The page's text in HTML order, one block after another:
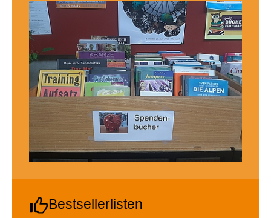
Bestsellerlisten